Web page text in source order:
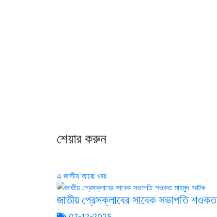
শেয়ার করুন
এ জাতীয় আরো খবর
জাতীয় প্রেসক্লাবের সাবেক সভাপতি